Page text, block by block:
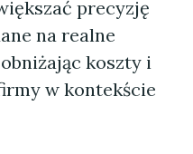
precyzję
na realne
koszty i
w kontekście